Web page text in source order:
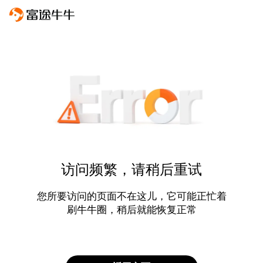
访问频繁，请稍后重试
您所要访问的页面不在这儿，它可能正忙着
刷牛牛圈，稍后就能恢复正常